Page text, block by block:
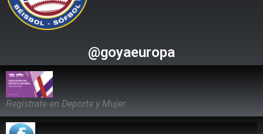
@goyaeuropa
Regístrate en Deporte y Mujer